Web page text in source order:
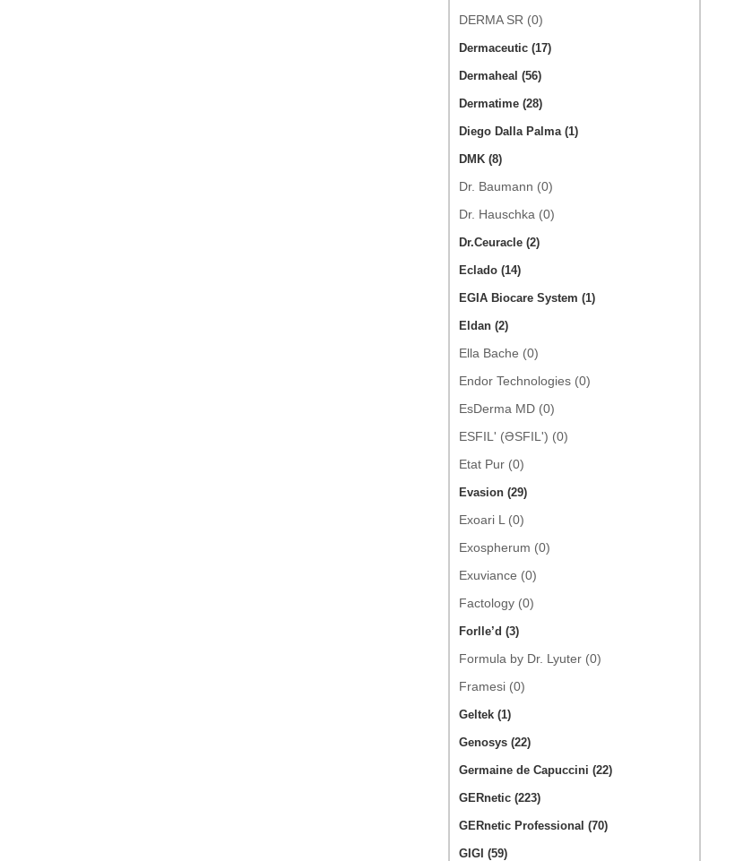
DERMA SR (0)
Dermaceutic (17)
Dermaheal (56)
Dermatime (28)
Diego Dalla Palma (1)
DMK (8)
Dr. Baumann (0)
Dr. Hauschka (0)
Dr.Ceuracle (2)
Eclado (14)
EGIA Biocare System (1)
Eldan (2)
Ella Bache (0)
Endor Technologies (0)
EsDerma MD (0)
ESFIL' (ƏSFIL') (0)
Etat Pur (0)
Evasion (29)
Exoari L (0)
Exospherum (0)
Exuviance (0)
Factology (0)
Forlle’d (3)
Formula by Dr. Lyuter (0)
Framesi (0)
Geltek (1)
Genosys (22)
Germaine de Capuccini (22)
GERnetic (223)
GERnetic Professional (70)
GIGI (59)